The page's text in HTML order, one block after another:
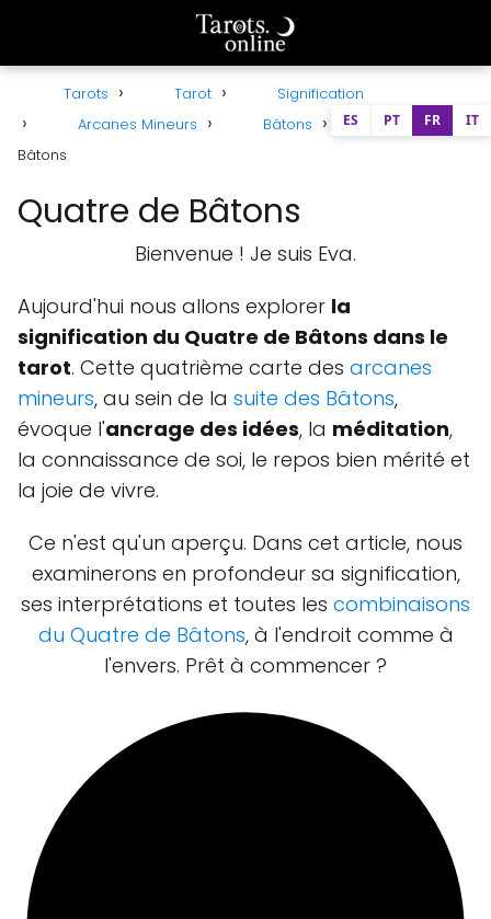
Tarots Tarot
Signification
Arcanes Mineurs
Bâtons
Quatre de
Bâtons
Quatre de Bâtons
Bienvenue ! Je suis Eva.
Aujourd'hui nous allons explorer la
signification du Quatre de Bâtons dans le
tarot. Cette quatrième carte des arcanes
mineurs, au sein de la suite des Bâtons,
évoque l'ancrage des idées, la méditation,
la connaissance de soi, le repos bien mérité et
la joie de vivre.
Ce n'est qu'un aperçu. Dans cet article, nous
examinerons en profondeur sa signification,
ses interprétations et toutes les combinaisons
du Quatre de Bâtons, à l'endroit comme à
l'envers. Prêt à commencer ?
ES PT FR IT